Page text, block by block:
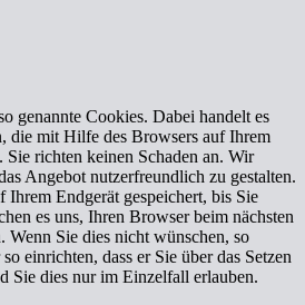
genannte Cookies. Dabei handelt es
die mit Hilfe des Browsers auf Ihrem
Sie richten keinen Schaden an. Wir
Angebot nutzerfreundlich zu gestalten.
Endgerät gespeichert, bis Sie
es uns, Ihren Browser beim nächsten
Wenn Sie dies nicht wünschen, so
einrichten, dass er Sie über das Setzen
Sie dies nur im Einzelfall erlauben.